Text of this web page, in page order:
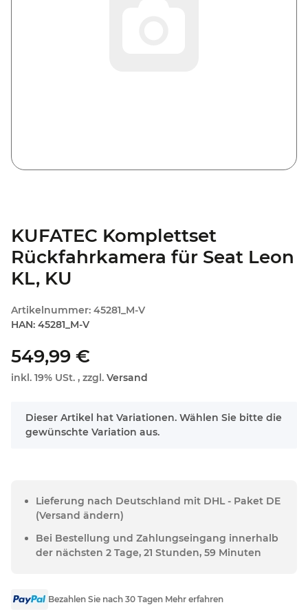
KUFATEC Komplettset
Rückfahrkamera für Seat Leon
KL, KU
Artikelnummer: 45281_M-V
HAN: 45281_M-V
549,99 €
inkl. 19% USt. , zzgl. Versand
x
Dieser Artikel hat Variationen. Wählen Sie bitte die
gewünschte Variation aus.
Lieferung nach Deutschland mit DHL - Paket DE
(Versand ändern)
Bei Bestellung und Zahlungseingang innerhalb
der nächsten 2 Tage, 21 Stunden, 59 Minuten
Bezahlen Sie nach 30 Tagen Mehr erfahren